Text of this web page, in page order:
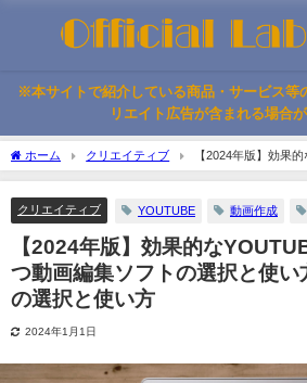
※本サイトで紹介している商品・サービス等
リエイト広告が含まれる場合が
ホーム クリエイティブ
【2024年版】効果
動画編集ソフトの選択と使い方動画編集ソフトの選択
クリエイティブ YOUTUBE 動画作成
【2024年版】効果的な
つ動画編集ソフトの選択と使い
の選択と使い方
2024年1月1日